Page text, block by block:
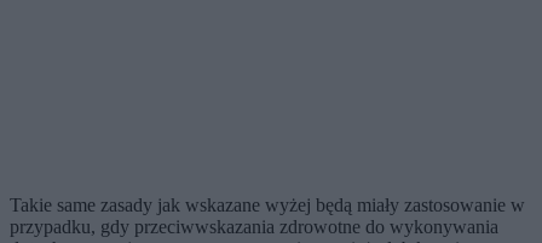
Takie same zasady jak wskazane wyżej będą miały zastosowanie w
przypadku, gdy przeciwwskazania zdrowotne do wykonywania